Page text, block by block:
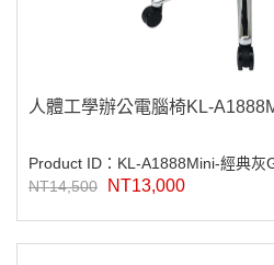
人體工學辦公電腦椅KL-
Product ID：KL-A1888Mini-經典灰
NT14,500
NT13,000